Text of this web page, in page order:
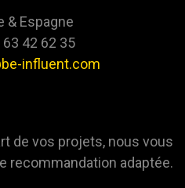
& Espagne
42 62 35
influent.com
de vos projets, nous vous
recommandation adaptée.